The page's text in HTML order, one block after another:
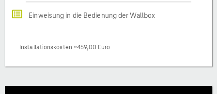
Einweisung in die Bedienung der Wallbox
Installationskosten ~459,00 Euro